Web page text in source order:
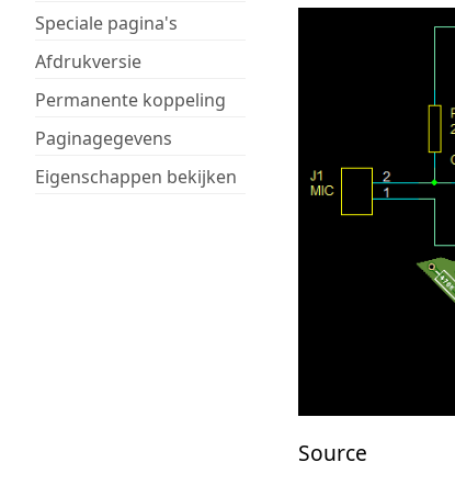
Speciale pagina's
Afdrukversie
Permanente koppeling
Paginagegevens
Eigenschappen bekijken
Source